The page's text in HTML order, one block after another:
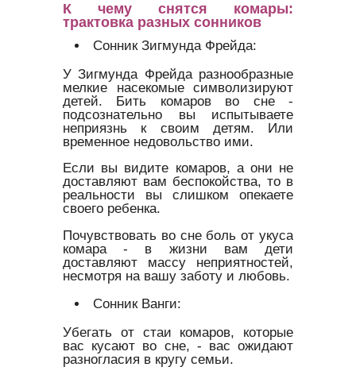
К чему снятся комары:
трактовка разных сонников
Сонник Зигмунда Фрейда:
У Зигмунда Фрейда разнообразные
мелкие насекомые символизируют
детей. Бить комаров во сне -
подсознательно вы испытываете
неприязнь к своим детям. Или
временное недовольство ими.
Если вы видите комаров, а они не
доставляют вам беспокойства, то в
реальности вы слишком опекаете
своего ребенка.
Почувствовать во сне боль от укуса
комара - в жизни вам дети
доставляют массу неприятностей,
несмотря на вашу заботу и любовь.
Сонник Ванги:
Убегать от стаи комаров, которые
вас кусают во сне, - вас ожидают
разногласия в кругу семьи.